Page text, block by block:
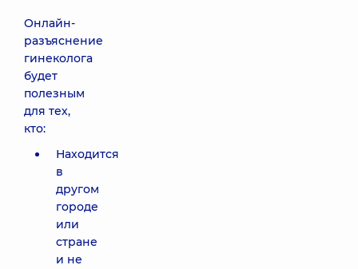
Онлайн-
разъяснение
гинеколога
будет
полезным
для тех,
кто:
Находится
в
другом
городе
или
стране
и не